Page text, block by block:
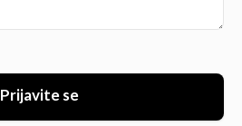
Prijavite se